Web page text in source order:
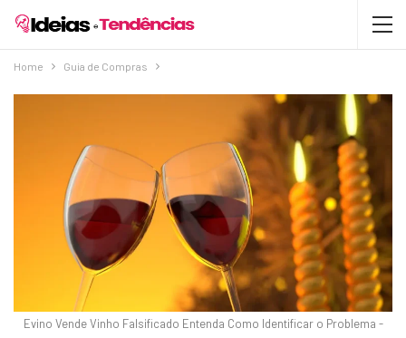
Home Guia de Compras
Evino Vende Vinho Falsificado Entenda Como Identificar o Problema -